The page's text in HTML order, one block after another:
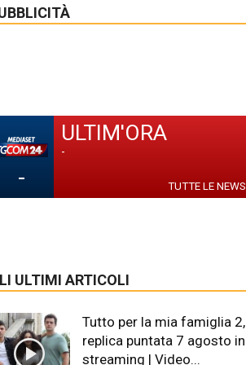
-
ULTIM'ORA
-
TUTTE LE NEWS
ULTIMI ARTICOLI
Tutto per la mia famiglia 2,
replica puntata 7 agosto in
streaming | Video...